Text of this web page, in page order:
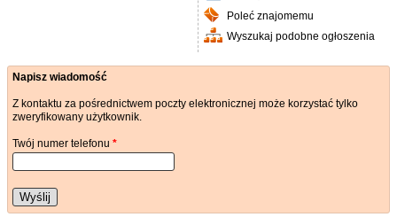
Poleć znajomemu
Wyszukaj podobne ogłoszenia
Napisz wiadomość
Z kontaktu za pośrednictwem poczty elektronicznej może korzystać tylko
zweryfikowany użytkownik.
Twój numer telefonu *
Wyślij